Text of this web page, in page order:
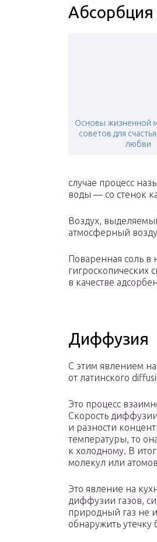
Абсорбция
Основы жизненной
советов для
любви
случае процесс
воды — со стенок
Воздух,
атмосферный
Поваренная соль в
гигроскопических
в качестве
Диффузия
С этим явлением
от латинского
Это процесс
Скорость
и разности
температуры, то
к холодному. В
молекул или
Это явление на
диффузии газов,
природный газ не
обнаружить утечку